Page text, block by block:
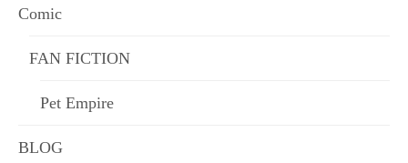
Comic
FAN FICTION
Pet Empire
BLOG